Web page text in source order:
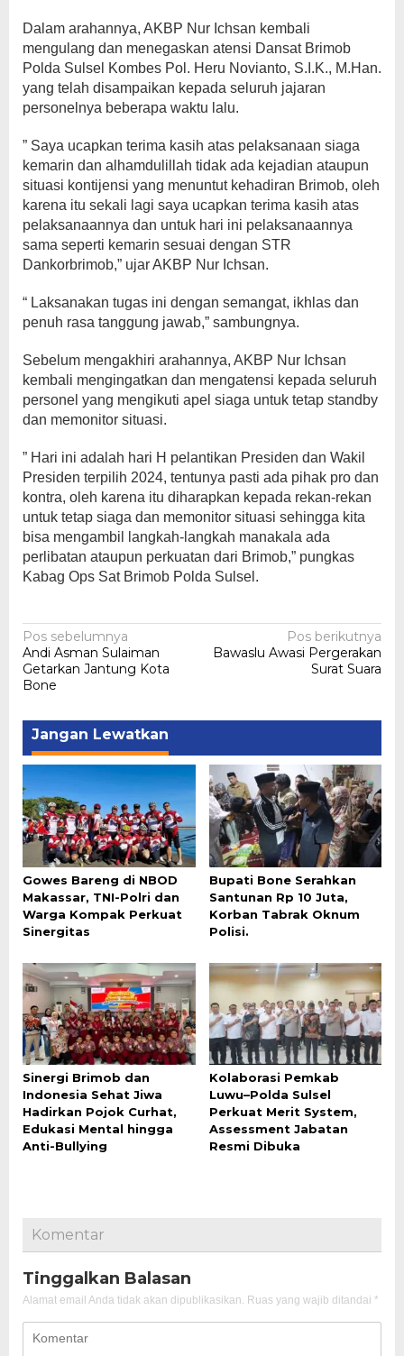
Dalam arahannya, AKBP Nur Ichsan kembali
mengulang dan menegaskan atensi Dansat Brimob
Polda Sulsel Kombes Pol. Heru Novianto, S.I.K., M.Han.
yang telah disampaikan kepada seluruh jajaran
personelnya beberapa waktu lalu.
” Saya ucapkan terima kasih atas pelaksanaan siaga
kemarin dan alhamdulillah tidak ada kejadian ataupun
situasi kontijensi yang menuntut kehadiran Brimob, oleh
karena itu sekali lagi saya ucapkan terima kasih atas
pelaksanaannya dan untuk hari ini pelaksanaannya
sama seperti kemarin sesuai dengan STR
Dankorbrimob,” ujar AKBP Nur Ichsan.
“ Laksanakan tugas ini dengan semangat, ikhlas dan
penuh rasa tanggung jawab,” sambungnya.
Sebelum mengakhiri arahannya, AKBP Nur Ichsan
kembali mengingatkan dan mengatensi kepada seluruh
personel yang mengikuti apel siaga untuk tetap standby
dan memonitor situasi.
” Hari ini adalah hari H pelantikan Presiden dan Wakil
Presiden terpilih 2024, tentunya pasti ada pihak pro dan
kontra, oleh karena itu diharapkan kepada rekan-rekan
untuk tetap siaga dan memonitor situasi sehingga kita
bisa mengambil langkah-langkah manakala ada
perlibatan ataupun perkuatan dari Brimob,” pungkas
Kabag Ops Sat Brimob Polda Sulsel.
Navigasi
pos
Pos sebelumnya
Andi Asman Sulaiman
Getarkan Jantung Kota
Bone
Pos berikutnya
Bawaslu Awasi Pergerakan
Surat Suara
Jangan Lewatkan
Gowes Bareng di NBOD
Makassar, TNI-Polri dan
Warga Kompak Perkuat
Sinergitas
Bupati Bone Serahkan
Santunan Rp 10 Juta,
Korban Tabrak Oknum
Polisi.
Sinergi Brimob dan
Indonesia Sehat Jiwa
Hadirkan Pojok Curhat,
Edukasi Mental hingga
Anti-Bullying
Kolaborasi Pemkab
Luwu–Polda Sulsel
Perkuat Merit System,
Assessment Jabatan
Resmi Dibuka
Komentar
Tinggalkan Balasan
Alamat email Anda tidak akan dipublikasikan. Ruas yang wajib ditandai *